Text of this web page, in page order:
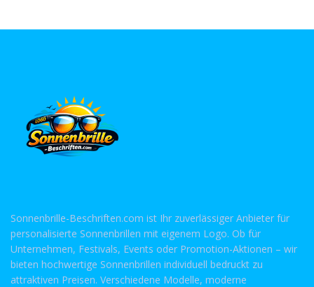
Sonnenbrille-Beschriften.com ist Ihr zuverlässiger Anbieter für
personalisierte Sonnenbrillen mit eigenem Logo. Ob für
Unternehmen, Festivals, Events oder Promotion-Aktionen – wir
bieten hochwertige Sonnenbrillen individuell bedruckt zu
attraktiven Preisen. Verschiedene Modelle, moderne